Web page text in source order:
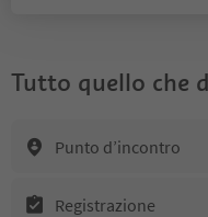
Tutto quello che
Punto d’incontro
Registrazione